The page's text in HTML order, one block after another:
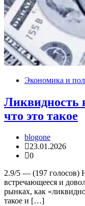
Экономика и
Ликвидность
что это такое
blogone
23.01.2026
0
2.9/5 — (197 голосов)
встречающееся и
рынках, как
такое и […]